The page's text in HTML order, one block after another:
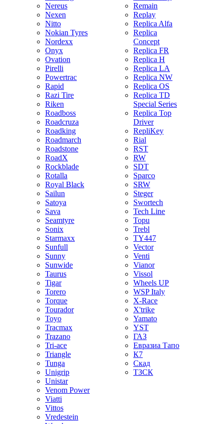
Nereus
Nexen
Nitto
Nokian Tyres
Nordexx
Onyx
Ovation
Pirelli
Powertrac
Rapid
Razi Tire
Riken
Roadboss
Roadcruza
Roadking
Roadmarch
Roadstone
RoadX
Rockblade
Rotalla
Royal Black
Sailun
Satoya
Sava
Seamtyre
Sonix
Starmaxx
Sunfull
Sunny
Sunwide
Taurus
Tigar
Torero
Torque
Tourador
Toyo
Tracmax
Trazano
Tri-ace
Triangle
Tunga
Unigrip
Unistar
Venom Power
Viatti
Vittos
Vredestein
Remain
Replay
Replica Alfa
Replica
Concept
Replica FR
Replica H
Replica LA
Replica NW
Replica OS
Replica TD
Special Series
Replica Top
Driver
RepliKey
Rial
RST
RW
SDT
Sparco
SRW
Steger
Swortech
Tech Line
Topu
Trebl
TY447
Vector
Venti
Vianor
Vissol
Wheels UP
WSP Italy
X-Race
X'trike
Yamato
YST
ГАЗ
Евразиа Тапо
К7
Скад
ТЗСК